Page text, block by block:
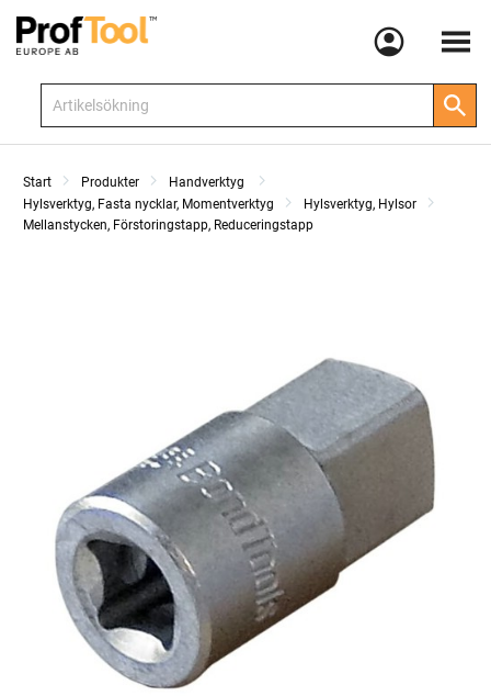
Meny
Start Produkter
Handverktyg
Hylsverktyg, Fasta nycklar, Momentverktyg
Hylsverktyg, Hylsor
Mellanstycken, Förstoringstapp, Reduceringstapp